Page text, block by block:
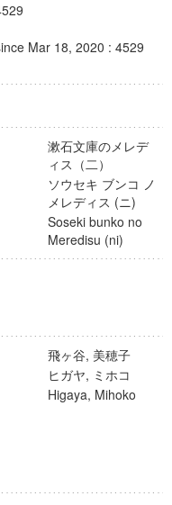
Mar 18, 2020 : 4529
漱石文庫のメレデ
ィス（二）
ソウセキ ブンコ ノ
メレディス (ニ)
Soseki bunko no
Meredisu (ni)
飛ヶ谷, 美穂子
ヒガヤ, ミホコ
Higaya, Mihoko